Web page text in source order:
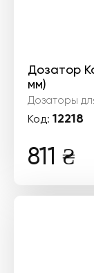
Дозатор
мм)
Дозаторы
Код: 12218
811 ₴